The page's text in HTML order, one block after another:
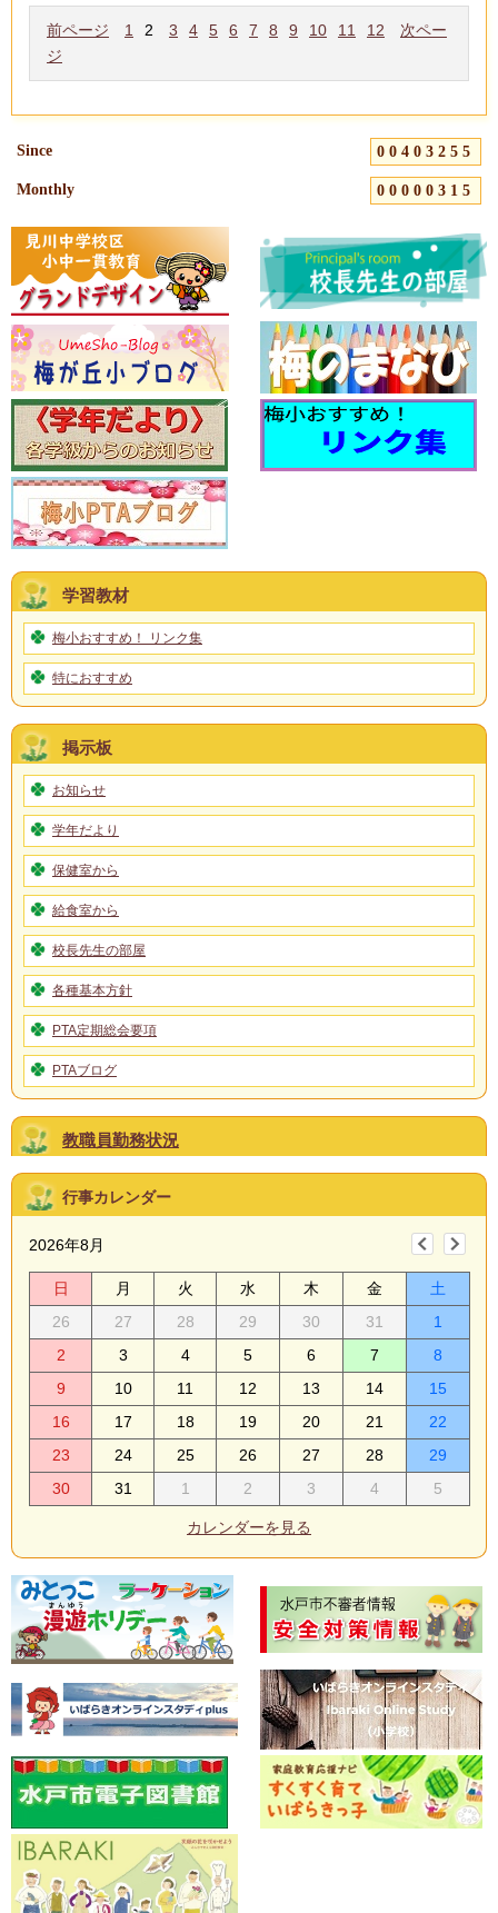
Since 00403255
Monthly 00000315
学習教材
梅小おすすめ！ リンク集
特におすすめ
掲示板
お知らせ
学年だより
保健室から
給食室から
校長先生の部屋
各種基本方針
PTA定期総会要項
PTAブログ
教職員勤務状況
行事カレンダー
2026年8月
日 月 火 水 木 金
土
26
27 28 29 30 31
1
2
3 4 5 6 7
8
9
10 11 12 13 14
15
16
17 18 19 20 21
22
23
24 25 26 27 28
29
30
31 1 2 3 4 5
カレンダーを見る
前ページ 1 2 3 4 5 6 7 8 9 10 11 12
次ペー
ジ